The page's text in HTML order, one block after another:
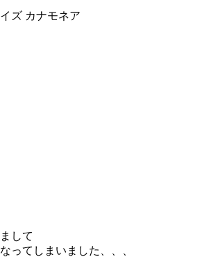
ズ カナモネア
して
ってしまいました、、、